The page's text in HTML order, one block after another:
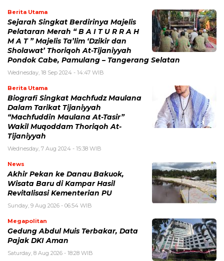
Berita Utama
Sejarah Singkat Berdirinya Majelis
Pelataran Merah “ B A I T U R R A H
M A T ” Majelis Ta’lim ‘Dzikir dan
Sholawat’ Thoriqoh At-Tijaniyyah
Pondok Cabe, Pamulang – Tangerang Selatan
Wednesday, 18 Sep 2024 - 14:47 WIB
Berita Utama
Biografi Singkat Machfudz Maulana
Dalam Tarikat Tijaniyyah
“Machfuddin Maulana At-Tasir”
Wakil Muqoddam Thoriqoh At-
Tijaniyyah
Wednesday, 7 Aug 2024 - 15:38 WIB
News
Akhir Pekan ke Danau Bakuok,
Wisata Baru di Kampar Hasil
Revitalisasi Kementerian PU
Sunday, 9 Aug 2026 - 06:54 WIB
Megapolitan
Gedung Abdul Muis Terbakar, Data
Pajak DKI Aman
Saturday, 8 Aug 2026 - 18:28 WIB